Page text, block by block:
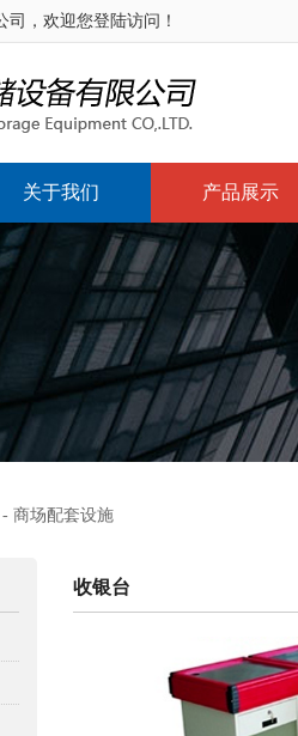
，欢迎您登陆访问！
关于我们 产品展示
商场配套设施
收银台